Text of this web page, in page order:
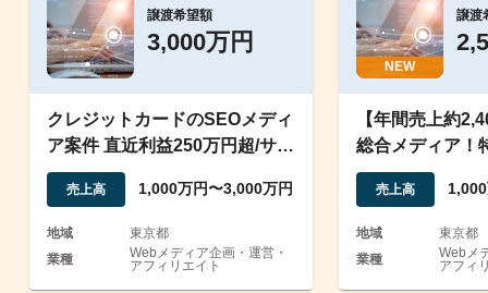
譲渡希望額
3,000万円
クレジットカードのSEOメディ
ア案件 直近利益250万円超/サブ
ディレクトリ運営
売上高 1,000万円〜3,000万円
地域
東京都
業種
Webメディア企画・運営・
アフィリエイト
NEW
譲渡
【年間売上約
総合メディア！
ッグKW上位多
売上高
地域
東京都
業種
Webメ
アフィ